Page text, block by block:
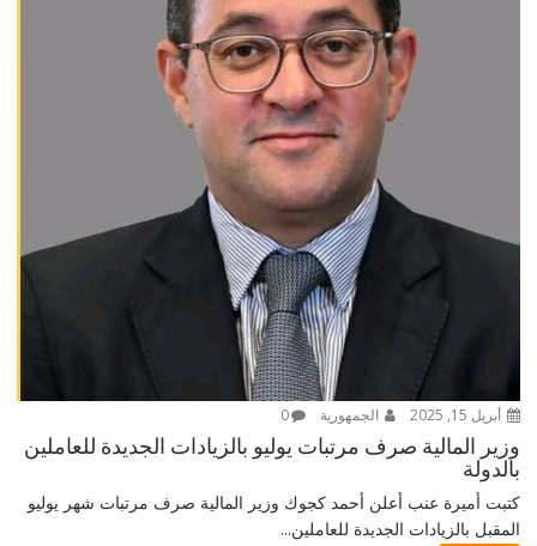
أبريل 15, 2025 الجمهورية 0
وزير المالية صرف مرتبات يوليو بالزيادات الجديدة للعاملين
بالدولة
كتبت أميرة عنب أعلن أحمد كجوك وزير المالية صرف مرتبات شهر يوليو
المقبل بالزيادات الجديدة للعاملين...